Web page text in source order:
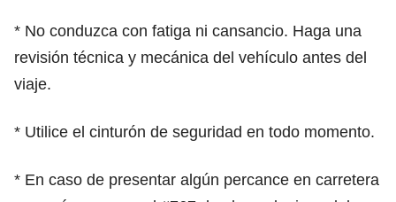
* No conduzca con fatiga ni cansancio. Haga una
revisión técnica y mecánica del vehículo antes del
viaje.
* Utilice el cinturón de seguridad en todo momento.
* En caso de presentar algún percance en carretera